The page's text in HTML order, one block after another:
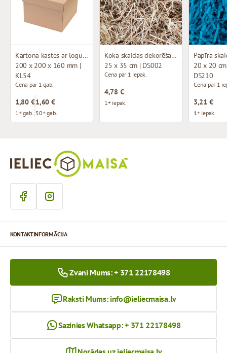
Kartona kastes ar logu (mikrogofras)
200 x 200 x 160 mm |
KL54
Cena par 1 gab.
1,80 €
1+ gab.
1,60 €
50+ gab.
Koka skaidas dekorēšanai
25 x 35 cm | DS002
Cena par 1 iepak.
4,78 €
1+ iepak.
20 x 20
DS210
Cena par 1
3,21 €
1+ iepak.
KONTAKTINFORMĀCIJA
Zvani Mums: + 371 22178498
Raksti Mums: info@ieliecmaisa.lv
Sazinies Whatsapp: + 371 22178498